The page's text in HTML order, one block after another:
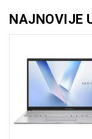
NAJNOVIJE